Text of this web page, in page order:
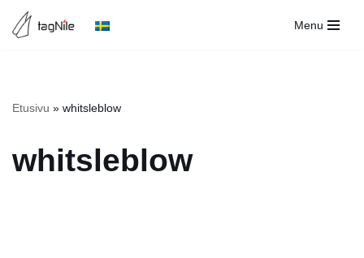
Menu
Etusivu » whitsleblow
whitsleblow